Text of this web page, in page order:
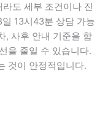
도 세부 조건이나 진
13시43분 상담 가능
, 사후 안내 기준을 함
을 줄일 수 있습니다.
것이 안정적입니다.